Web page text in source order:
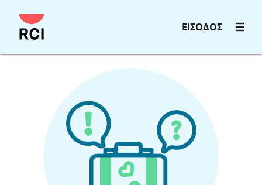
ΕΙΣΟΔΟΣ